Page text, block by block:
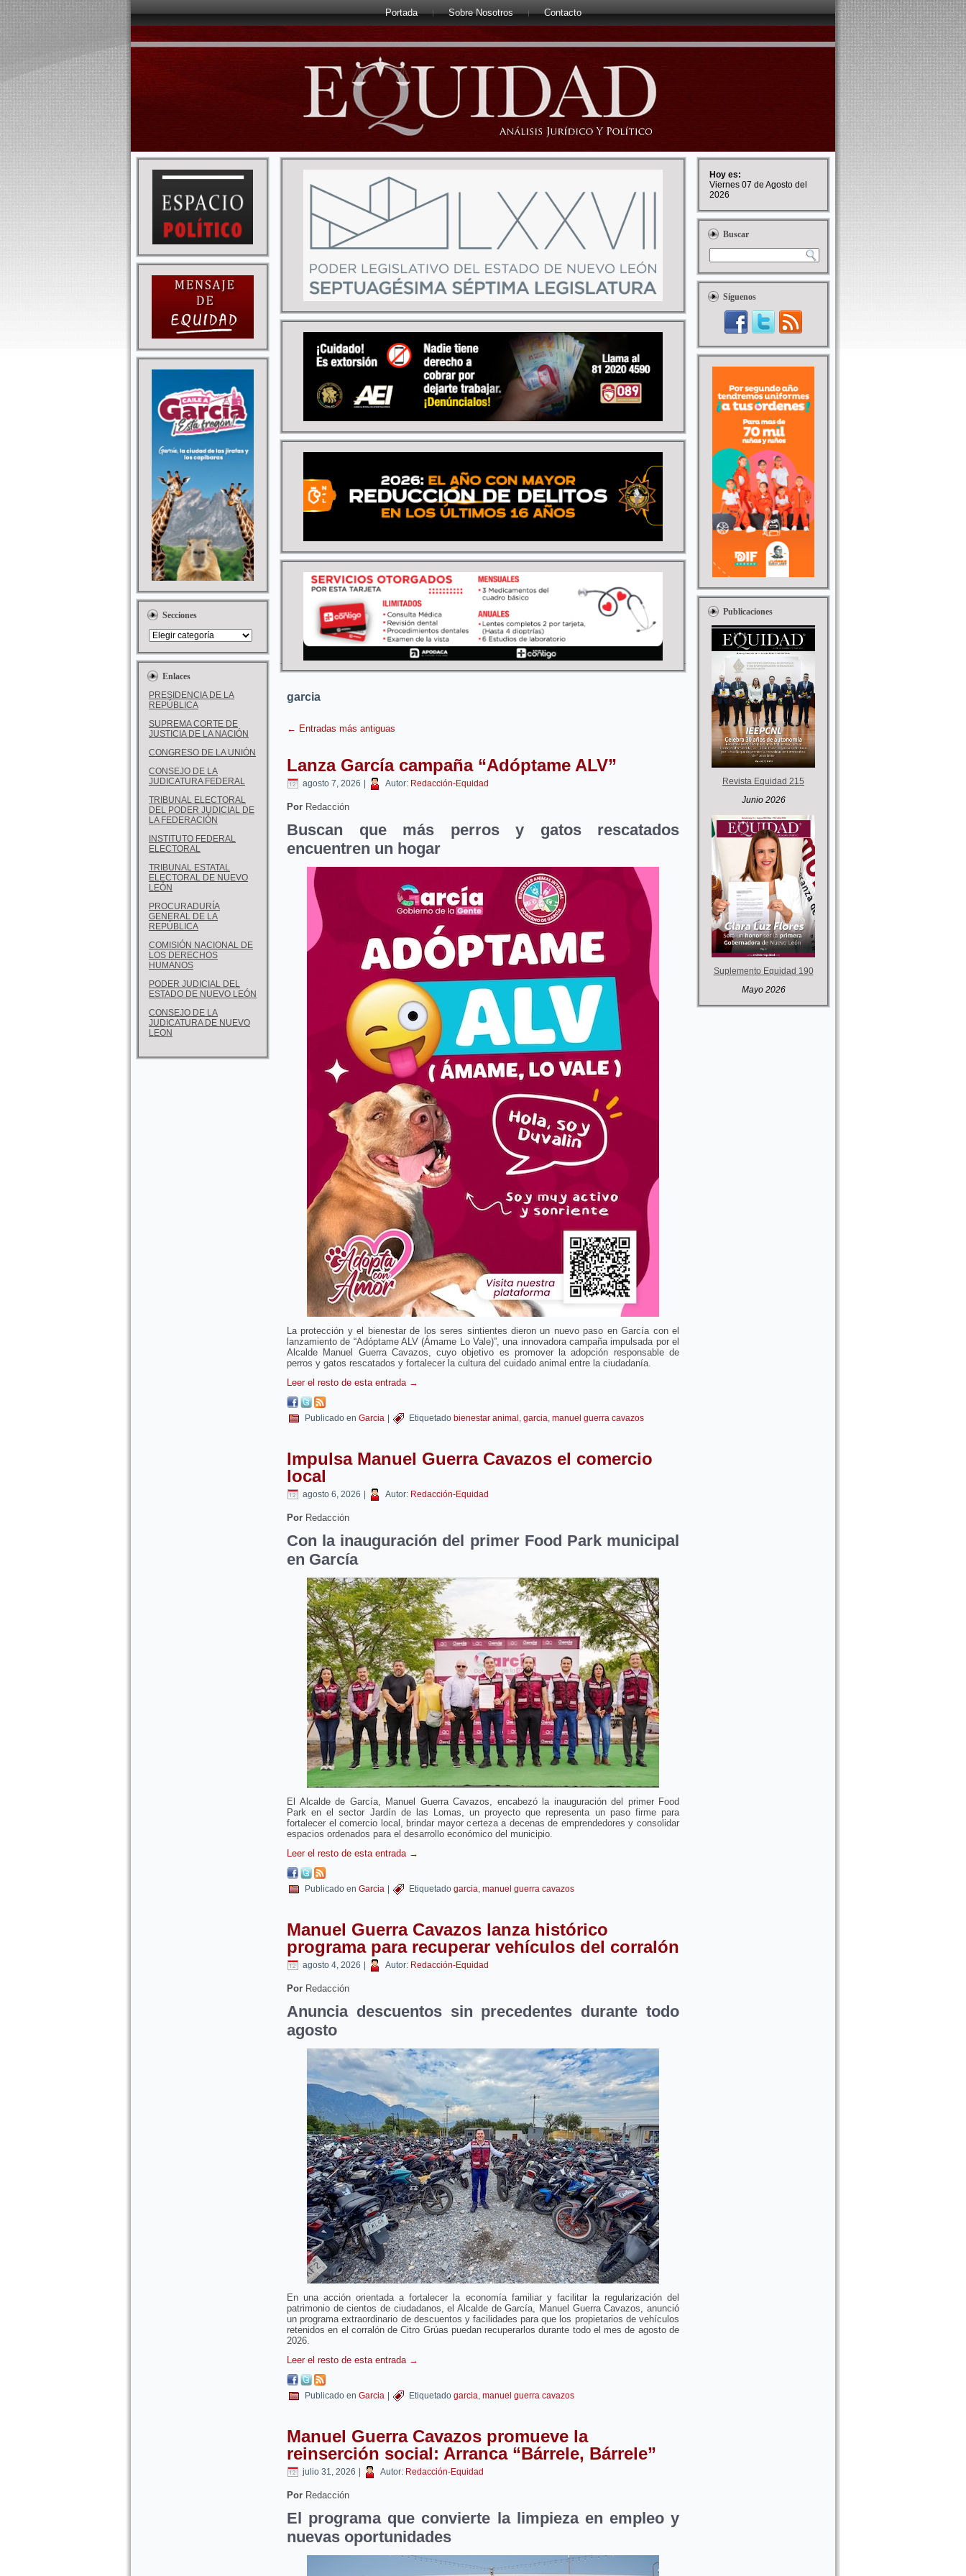
Portada Sobre Nosotros Contacto
Secciones
Enlaces
PRESIDENCIA DE LA
REPÚBLICA
SUPREMA CORTE DE
JUSTICIA DE LA NACIÓN
CONGRESO DE LA UNIÓN
CONSEJO DE LA
JUDICATURA FEDERAL
TRIBUNAL ELECTORAL
DEL PODER JUDICIAL DE
LA FEDERACIÓN
INSTITUTO FEDERAL
ELECTORAL
TRIBUNAL ESTATAL
ELECTORAL DE NUEVO
LEÓN
PROCURADURÍA
GENERAL DE LA
REPÚBLICA
COMISIÓN NACIONAL DE
LOS DERECHOS
HUMANOS
PODER JUDICIAL DEL
ESTADO DE NUEVO LEÓN
CONSEJO DE LA
JUDICATURA DE NUEVO
LEON
garcia
← Entradas más antiguas
Lanza García campaña “Adóptame ALV”
agosto 7, 2026 Autor: Redacción-Equidad
Por Redacción
Buscan que más perros y gatos rescatados
encuentren un hogar
La protección y el bienestar de los seres sintientes dieron un nuevo paso en García con el
lanzamiento de “Adóptame ALV (Ámame Lo Vale)”, una innovadora campaña impulsada por el
Alcalde Manuel Guerra Cavazos, cuyo objetivo es promover la adopción responsable de
perros y gatos rescatados y fortalecer la cultura del cuidado animal entre la ciudadanía.
Leer el resto de esta entrada →
Publicado en Garcia Etiquetado bienestar animal , garcia, manuel guerra cavazos
Impulsa Manuel Guerra Cavazos el comercio
local
agosto 6, 2026 Autor: Redacción-Equidad
Por Redacción
Con la inauguración del primer Food Park municipal
en García
El Alcalde de García, Manuel Guerra Cavazos, encabezó la inauguración del primer Food
Park en el sector Jardín de las Lomas, un proyecto que representa un paso firme para
fortalecer el comercio local, brindar mayor certeza a decenas de emprendedores y consolidar
espacios ordenados para el desarrollo económico del municipio.
Leer el resto de esta entrada →
Publicado en Garcia Etiquetado garcia, manuel guerra cavazos
Manuel Guerra Cavazos lanza histórico
programa para recuperar vehículos del corralón
agosto 4, 2026 Autor: Redacción-Equidad
Por Redacción
Anuncia descuentos sin precedentes durante todo
agosto
En una acción orientada a fortalecer la economía familiar y facilitar la regularización del
patrimonio de cientos de ciudadanos, el Alcalde de García, Manuel Guerra Cavazos, anunció
un programa extraordinario de descuentos y facilidades para que los propietarios de vehículos
retenidos en el corralón de Citro Grúas puedan recuperarlos durante todo el mes de agosto de
2026.
Leer el resto de esta entrada →
Publicado en Garcia Etiquetado garcia, manuel guerra cavazos
Manuel Guerra Cavazos promueve la
reinserción social: Arranca “Bárrele, Bárrele”
julio 31, 2026 Autor: Redacción-Equidad
Por Redacción
El programa que convierte la limpieza en empleo y
nuevas oportunidades
Hoy es:
Viernes 07 de Agosto del
2026
Buscar
Síguenos
Publicaciones
Revista Equidad 215
Junio 2026
Suplemento Equidad 190
Mayo 2026